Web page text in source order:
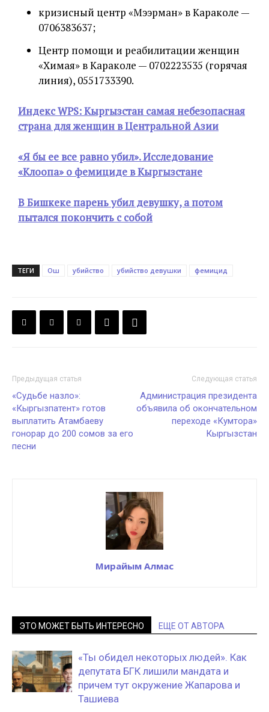
кризисный центр «Мээрман» в Караколе —
0706383637;
Центр помощи и реабилитации женщин
«Химая» в Караколе — 0702223535 (горячая
линия), 0551733390.
Индекс WPS: Кыргызстан самая небезопасная
страна для женщин в Центральной Азии
«Я бы ее все равно убил». Исследование
«Клоопа» о фемициде в Кыргызстане
В Бишкеке парень убил девушку, а потом
пытался покончить с собой
ТЕГИ Ош убийство убийство девушки фемицид
Предыдущая статья
«Судьбе назло»:
«Кыргызпатент» готов
выплатить Атамбаеву
гонорар до 200 сомов за его
песни
Следующая статья
Администрация президента
объявила об окончательном
переходе «Кумтора»
Кыргызстан
Мирайым Алмас
ЭТО МОЖЕТ БЫТЬ ИНТЕРЕСНО ЕЩЕ ОТ АВТОРА
«Ты обидел некоторых людей». Как
депутата БГК лишили мандата и
причем тут окружение Жапарова и
Ташиева